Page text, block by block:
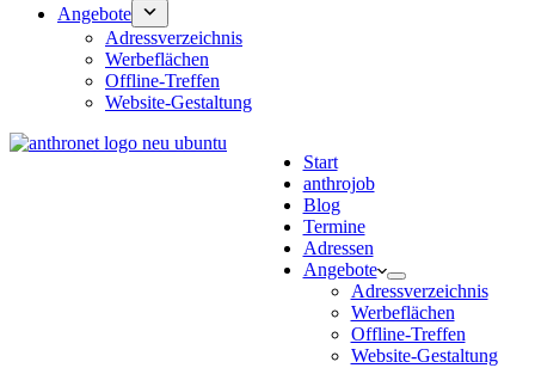
Angebote
Adressverzeichnis
Werbeflächen
Offline-Treffen
Website-Gestaltung
Start
anthrojob
Blog
Termine
Adressen
Angebote
Adressverzeichnis
Werbeflächen
Offline-Treffen
Website-Gestaltung